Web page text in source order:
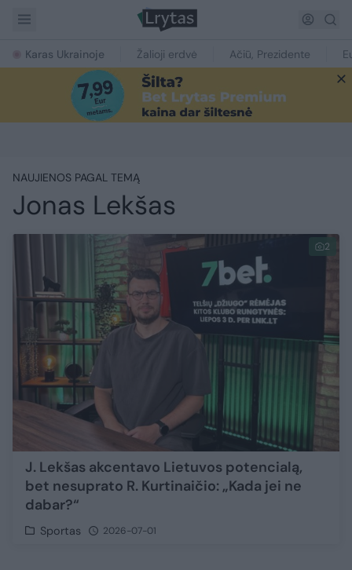
Karas Ukrainoje Žalioji erdvė Ačiū, Prezidente
NAUJIENOS PAGAL TEMĄ
Jonas Lekšas
2
J. Lekšas akcentavo Lietuvos potencialą,
bet nesuprato R. Kurtinaičio: „Kada jei ne
dabar?“
Sportas 2026-07-01